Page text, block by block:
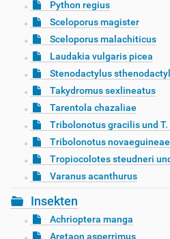
Python regius
Sceloporus magister
Sceloporus malachiticus
Laudakia vulgaris picea
Stenodactylus
Takydromus sexlineatus
Tarentola chazaliae
Tribolonotus gracilis und
Tribolonotus novaeguineae
Tropiocolotes steudneri
Varanus acanthurus
Insekten
Achrioptera manga
Aretaon asperrimus